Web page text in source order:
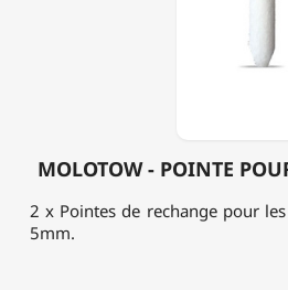
MOLOTOW - POINTE
2 x Pointes de rechange pour
5mm.